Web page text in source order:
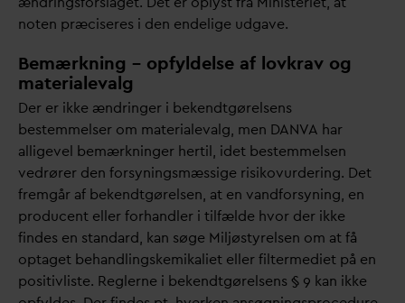
noten præciseres i den endelige udgave.
Bemærkning – opfyldelse af lovkrav og
materialevalg
Der er ikke ændringer i bekendtgørelsens
bestemmelser om materialevalg, men DANVA har
alligevel bemærkninger hertil, idet bestemmelsen
vedrører den forsyningsmæssige risikovurdering. Det
fremgår af bekendtgørelsen, at en vandforsyning, en
producent eller forhandler i tilfælde hvor der ikke
findes en standard, kan søge Miljøstyrelsen om at få
optaget behandlingskemikaliet eller filtermediet på en
positivliste. Reglerne i bekendtgørelsens § 9 kan ikke